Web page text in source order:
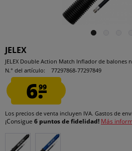
JELEX
JELEX Double Action Match Inflador de balones
N.° del artículo:
77297868-77297849
6.99
Los precios de venta incluyen IVA. Gastos de
¡Consigue 6 puntos de fidelidad! Más